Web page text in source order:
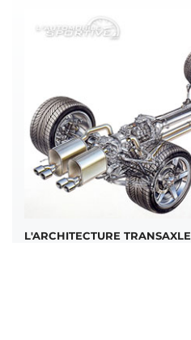
L'ARCHITECTURE TRANSAXLE